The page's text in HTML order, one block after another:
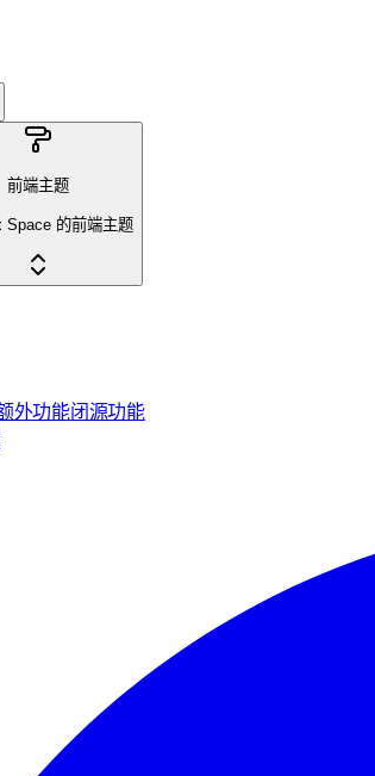
前端主题
Space 的前端主题
外功能闭源功能